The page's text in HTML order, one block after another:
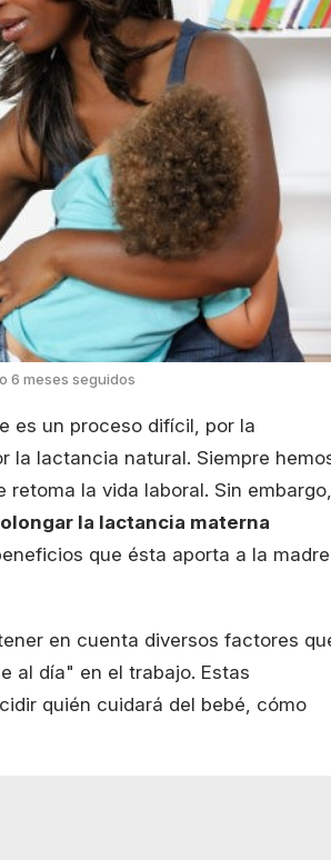
6 meses seguidos
es un proceso difícil, por la
la lactancia natural. Siempre
la vida laboral. Sin embargo,
la lactancia materna
que ésta aporta a la madre
en cuenta diversos factores
al día" en el trabajo. Estas
quién cuidará del bebé, cómo